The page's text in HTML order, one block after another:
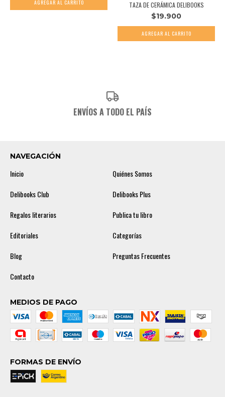
TAZA DE CERÁMICA DELIBOOKS
$19.900
ENVÍOS A TODO EL PAÍS
NAVEGACIÓN
Inicio
Quiénes Somos
Delibooks Club
Delibooks Plus
Regalos literarios
Publica tu libro
Editoriales
Categorías
Blog
Preguntas Frecuentes
Contacto
MEDIOS DE PAGO
FORMAS DE ENVÍO